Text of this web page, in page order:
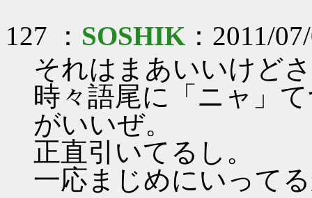
127 ： SOSHIK ：2011/
それはまあいいけどさ
時々語尾に「ニャ」
がいいぜ。
正直引いてるし。
一応まじめにいって